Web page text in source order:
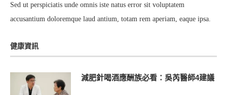
Sed ut perspiciatis unde omnis iste natus error sit voluptatem
accusantium doloremque laud antium, totam rem aperiam, eaque ipsa.
健康資訊
減肥針喝酒應酬族必看：吳芮醫師4建議